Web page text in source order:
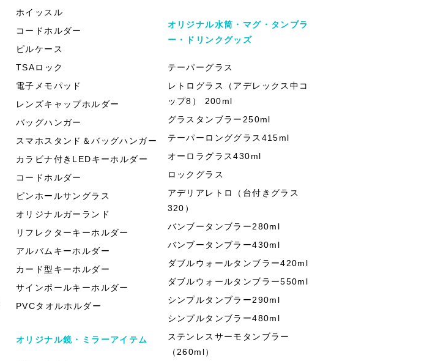
ホイッスル
コードホルダー
ピルケース
TSAロック
電子メモパッド
レンズキャップホルダー
バッグハンガー
スマホスタンド＆バッグハンガー
カラビナ付きLEDキーホルダー
コードホルダー
ピンホールサングラス
オリジナルガーランド
リフレクターキーホルダー
アルバムキーホルダー
カード型キーホルダー
サインボールキーホルダー
PVCタオルホルダー
オリジナル鏡・ミラーアイテム
オリジナル水筒・マグ・タンブラ
ー・ドリンクグッズ
テーパーグラス
レトログラス（アデレックス中コ
ップ8） 200ml
グラスタンブラー250ml
テーパーロンググラス415ml
オーロラグラス430ml
ロックグラス
アデリアレトロ（台付きグラス
320）
バンブータンブラー280ml
バンブータンブラー430ml
ダブルウォールタンブラー420ml
ダブルウォールタンブラー550ml
シンプルタンブラー290ml
シンプルタンブラー480ml
ステンレスサーモタンブラー
（260ml）